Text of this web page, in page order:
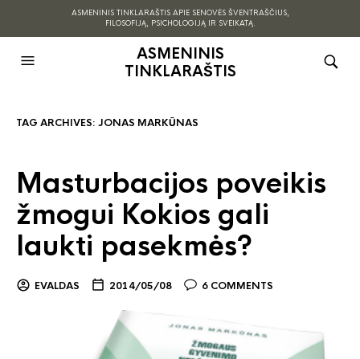
ASMENINIS TINKLARAŠTIS APIE SENOVĖS ŠVENTRAŠČIUS,
FILOSOFIJĄ, PSICHOLOGIJĄ IR SVEIKATĄ.
ASMENINIS
TINKLARAŠTIS
TAG ARCHIVES: JONAS MARKŪNAS
Masturbacijos poveikis
žmogui Kokios gali
laukti pasekmės?
EVALDAS 2014/05/08 6 COMMENTS